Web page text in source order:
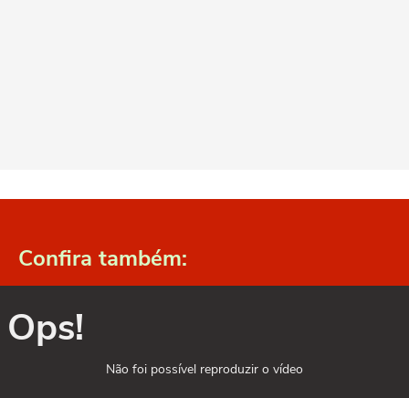
Confira também:
Ops!
Não foi possível reproduzir o vídeo